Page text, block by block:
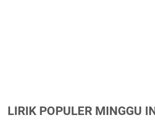
LIRIK POPULER MINGGU